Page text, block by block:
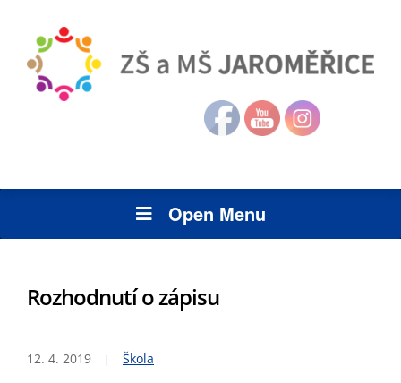
Open Menu
Rozhodnutí o zápisu
12. 4. 2019 Škola